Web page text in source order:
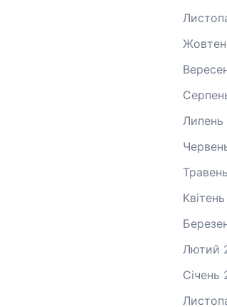
Лютий
Січень